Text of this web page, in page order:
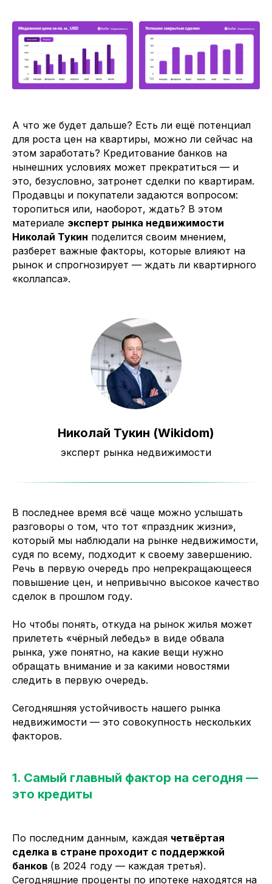
А что же будет дальше? Есть ли ещё потенциал
для роста цен на квартиры, можно ли сейчас на
этом заработать? Кредитование банков на
нынешних условиях может прекратиться — и
это, безусловно, затронет сделки по квартирам.
Продавцы и покупатели задаются вопросом:
торопиться или, наоборот, ждать? В этом
материале эксперт рынка недвижимости
Николай Тукин поделится своим мнением,
разберет важные факторы, которые влияют на
рынок и спрогнозирует — ждать ли квартирного
«коллапса».
Николай Тукин (Wikidom)
эксперт рынка недвижимости
В последнее время всё чаще можно услышать
разговоры о том, что тот «праздник жизни»,
который мы наблюдали на рынке недвижимости,
судя по всему, подходит к своему завершению.
Речь в первую очередь про непрекращающееся
повышение цен, и непривычно высокое качество
сделок в прошлом году.
Но чтобы понять, откуда на рынок жилья может
прилететь «чёрный лебедь» в виде обвала
рынка, уже понятно, на какие вещи нужно
обращать внимание и за какими новостями
следить в первую очередь.
Сегодняшняя устойчивость нашего рынка
недвижимости — это совокупность нескольких
факторов.
1. Самый главный фактор на сегодня —
это кредиты
По последним данным, каждая четвёртая
сделка в стране проходит с поддержкой
банков (в 2024 году — каждая третья).
Сегодняшние проценты по ипотеке находятся на